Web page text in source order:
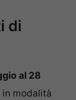
di
al 28
modalità